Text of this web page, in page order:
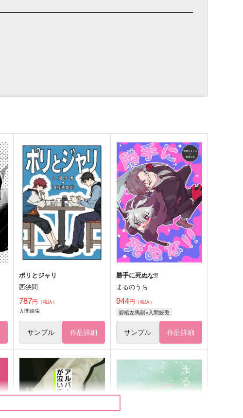
ポリとジャリ
西狭間
787円 （税込）
入間銃兎
サンプル 作品詳細
勝手に死ぬな!!
まるのうち
944円 （税込）
碧棺左馬刻×入間銃兎
サンプル 作品詳細